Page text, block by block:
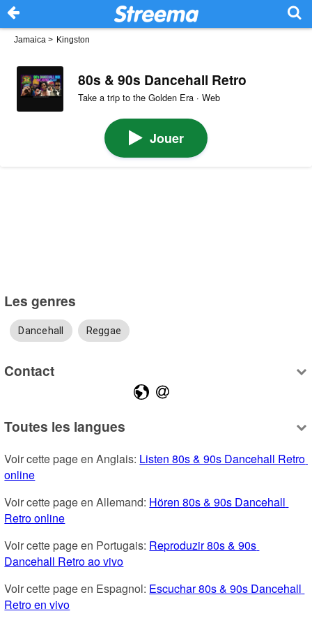
Jamaica > Kingston
80s & 90s Dancehall Retro
Take a trip to the Golden Era · Web
Jouer
Les genres
Dancehall Reggae
Contact
Toutes les langues
Voir cette page en Anglais: Listen 80s & 90s Dancehall Retro
online
Voir cette page en Allemand: Hören 80s & 90s Dancehall
Retro online
Voir cette page en Portugais: Reproduzir 80s & 90s
Dancehall Retro ao vivo
Voir cette page en Espagnol: Escuchar 80s & 90s Dancehall
Retro en vivo